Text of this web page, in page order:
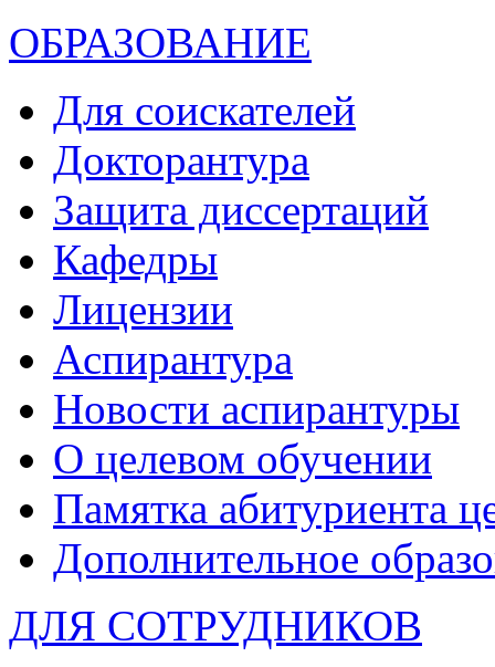
ОБРАЗОВАНИЕ
Для соискателей
Докторантура
Защита диссертаций
Кафедры
Лицензии
Аспирантура
Новости аспирантуры
О целевом обучении
Памятка абитуриента
Дополнительное
ДЛЯ СОТРУДНИКОВ